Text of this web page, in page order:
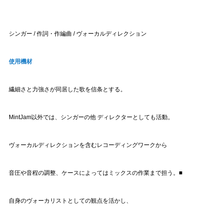
シンガー / 作詞・作編曲 / ヴォーカルディレクション
使用機材
繊細さと力強さが同居した歌を信条とする。
MintJam以外では、シンガーの他 ディレクターとしても活動。
ヴォーカルディレクションを含むレコーディングワークから
音圧や音程の調整、ケースによってはミックスの作業まで担う。 ■
自身のヴォーカリストとしての観点を活かし、